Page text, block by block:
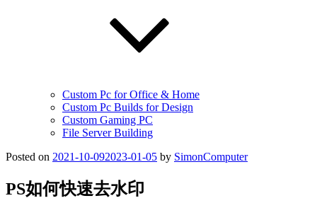
Custom Pc for Office & Home
Custom Pc Builds for Design
Custom Gaming PC
File Server Building
Posted on 2021-10-092023-01-05 by SimonComputer
PS如何快速去水印